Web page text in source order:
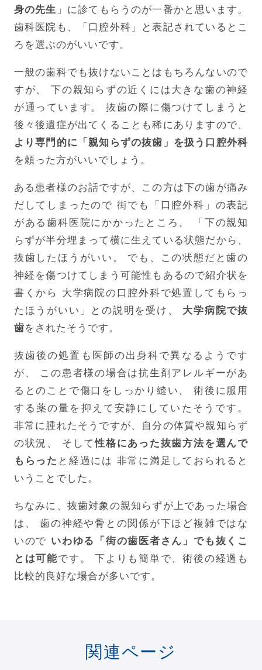
身の先生 」に診てもらうのが一番かと思います。
歯科医院も、「口腔外科」と表記されているとこ
ろを選ぶのがいいです。
一般の歯科でも抜けないことはもちろんないので
すが、
下の親知らずの近くには大きな歯の神経
が通っています。
抜歯の際に傷つけてしまうと
後々後遺症が出てくることも稀にありますので、
より専門的に「親知らずの抜歯」を扱う口腔外科
を頼った方がいいでしょう。
ある患者様のお話ですが、この方は下の歯が痛み
だしてしまったので 街でも「口腔外科」の表記
がある歯科医院にかかったところ、
「下の親知
らずが半分埋まって横に生えている状態だから、
抜歯したほうがいい。
でも、この状態だと歯の
神経を傷つけてしまう可能性もあるので紹介状を
書くから
大学病院の口腔外科で処置してもらっ
たほうがいい」との説明を受け、
大学病院で抜
歯をされたそうです。
抜歯後の処置も医師の出身科で異なるようです
が、
この患者様の場合は抗生剤アレルギーがあ
るとのことで傷口をしっかり縫い、
術後に服用
する薬の量を抑えて安静にしていたそうです。
非常に腫れたそうですが、自分の体質や親知らず
の状況、
そして性格にあった抜歯方法を選んで
もらった と経過には 非常に満足しておられると
いうことでした。
ちなみに、抜歯対象の親知らずが上であった場合
は、
歯の神経や骨との関係が下ほど複雑ではな
いので いわゆる「街の歯医者さん」でも抜くこ
とは可能です。
下よりも簡単で、術後の経過も
比較的良好な場合が多いです。
関連ページ